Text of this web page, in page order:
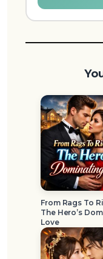
From Rags To
The Hero’s
Love